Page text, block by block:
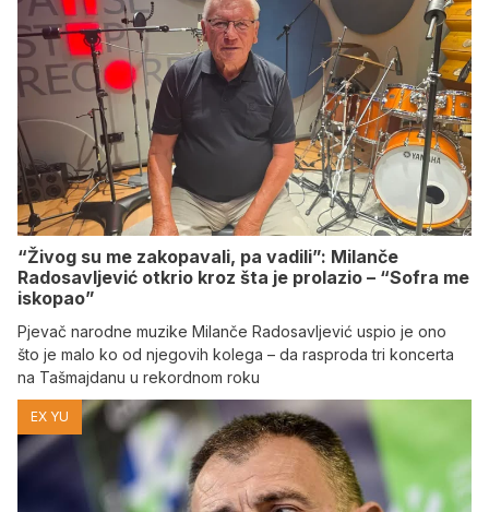
“Živog su me zakopavali, pa vadili”: Milanče
Radosavljević otkrio kroz šta je prolazio – “Sofra me
iskopao”
Pjevač narodne muzike Milanče Radosavljević uspio je ono
što je malo ko od njegovih kolega – da rasproda tri koncerta
na Tašmajdanu u rekordnom roku
EX YU